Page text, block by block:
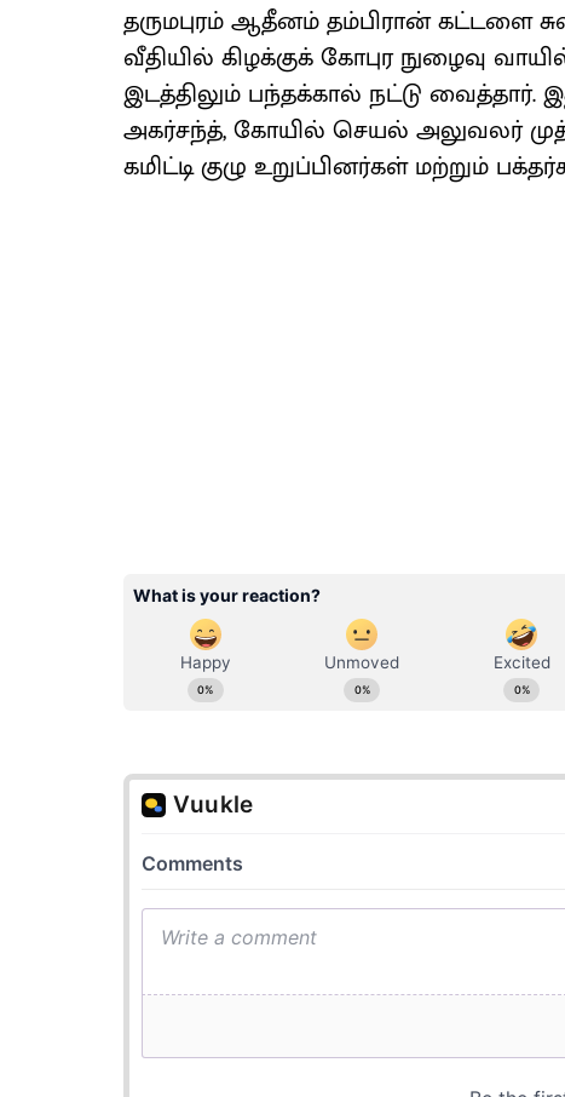
தருமபுரம் ஆதீனம் தம்பிரான் கட்டளை
வீதியில் கிழக்குக் கோபுர நுழைவு
இடத்திலும் பந்தக்கால் நட்டு
அகர்சந்த், கோயில் செயல் அலுவலர்
கமிட்டி குழு உறுப்பினர்கள் மற்றும்